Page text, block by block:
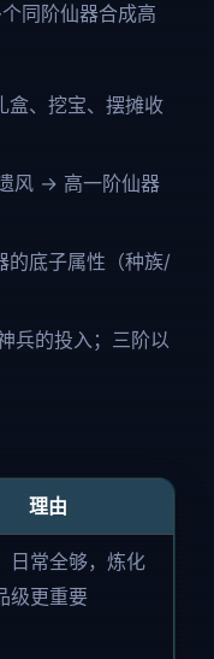
同阶仙器合成高
盒、挖宝、摆摊收
风 → 高一阶仙器
的底子属性（种族/
兵的投入；三阶以
理由
日常全够，炼化
级更重要